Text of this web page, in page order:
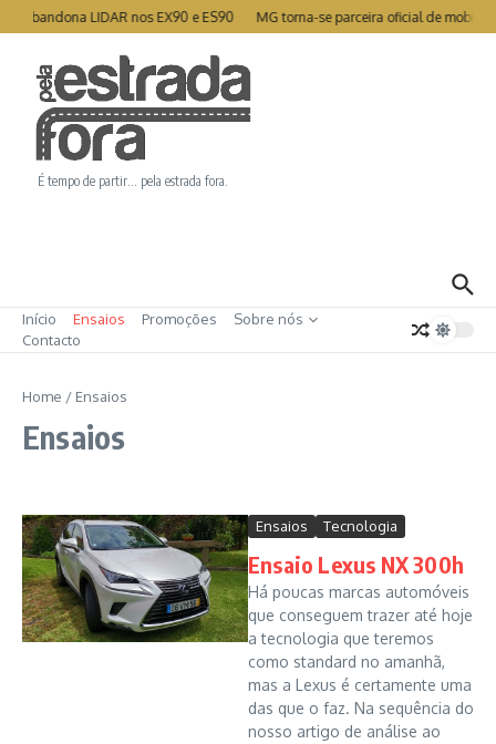
Ir para o conteúdo
abandona LIDAR nos EX90 e ES90 MG torna-se parceira oficial de
É tempo de partir… pela estrada fora.
Início Ensaios Promoções
Sobre nós
Contacto
Home / Ensaios
Ensaios
Ensaios Tecnologia
Ensaio Lexus NX 300h
Há poucas marcas automóveis
que conseguem trazer até hoje
a tecnologia que teremos
como standard no amanhã,
mas a Lexus é certamente uma
das que o faz. Na sequência do
nosso artigo de análise ao